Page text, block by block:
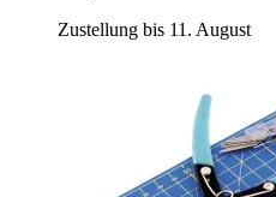
Zustellung bis 11. August